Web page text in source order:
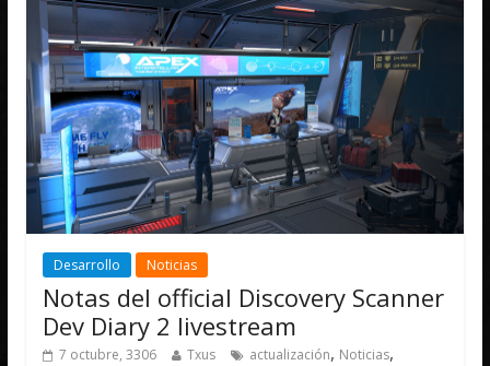
Desarrollo Noticias
Notas del official Discovery Scanner
Dev Diary 2 livestream
7 octubre, 3306 Txus actualización, Noticias,